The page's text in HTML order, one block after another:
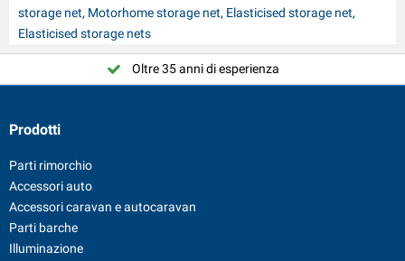
storage net, Motorhome storage net, Elasticised storage net,
Elasticised storage nets
Oltre 35 anni di esperienza
Prodotti
Parti rimorchio
Accessori auto
Accessori caravan e autocaravan
Parti barche
Illuminazione